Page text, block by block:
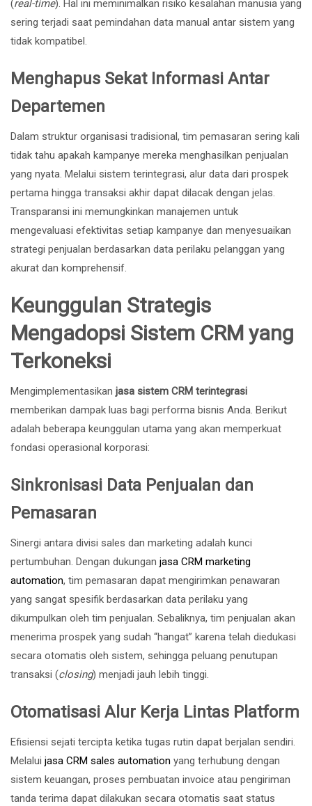
(real-time). Hal ini meminimalkan risiko kesalahan manusia yang
sering terjadi saat pemindahan data manual antar sistem yang
tidak kompatibel.
Menghapus Sekat Informasi Antar
Departemen
Dalam struktur organisasi tradisional, tim pemasaran sering kali
tidak tahu apakah kampanye mereka menghasilkan penjualan
yang nyata. Melalui sistem terintegrasi, alur data dari prospek
pertama hingga transaksi akhir dapat dilacak dengan jelas.
Transparansi ini memungkinkan manajemen untuk
mengevaluasi efektivitas setiap kampanye dan menyesuaikan
strategi penjualan berdasarkan data perilaku pelanggan yang
akurat dan komprehensif.
Keunggulan Strategis
Mengadopsi Sistem CRM yang
Terkoneksi
Mengimplementasikan jasa sistem CRM terintegrasi
memberikan dampak luas bagi performa bisnis Anda. Berikut
adalah beberapa keunggulan utama yang akan memperkuat
fondasi operasional korporasi:
Sinkronisasi Data Penjualan dan
Pemasaran
Sinergi antara divisi sales dan marketing adalah kunci
pertumbuhan. Dengan dukungan jasa CRM marketing
automation, tim pemasaran dapat mengirimkan penawaran
yang sangat spesifik berdasarkan data perilaku yang
dikumpulkan oleh tim penjualan. Sebaliknya, tim penjualan akan
menerima prospek yang sudah “hangat” karena telah diedukasi
secara otomatis oleh sistem, sehingga peluang penutupan
transaksi (closing) menjadi jauh lebih tinggi.
Otomatisasi Alur Kerja Lintas Platform
Efisiensi sejati tercipta ketika tugas rutin dapat berjalan sendiri.
Melalui jasa CRM sales automation yang terhubung dengan
sistem keuangan, proses pembuatan invoice atau pengiriman
tanda terima dapat dilakukan secara otomatis saat status